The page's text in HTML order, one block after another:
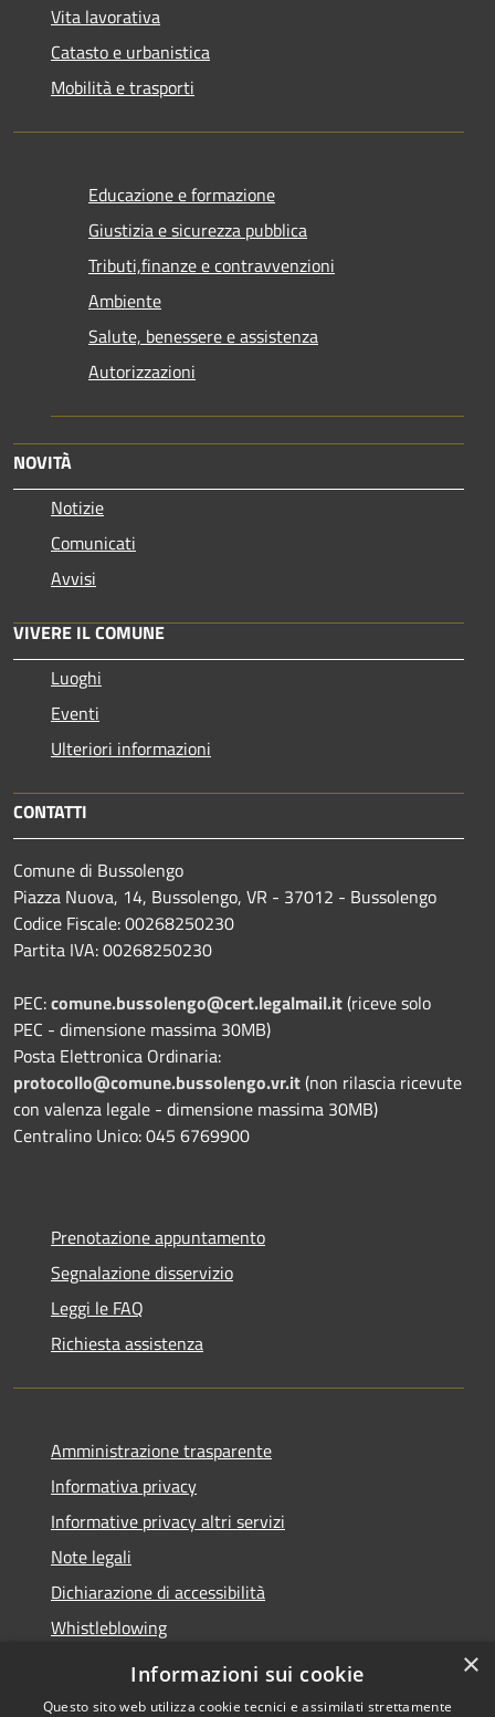
Vita lavorativa
Catasto e urbanistica
Mobilità e trasporti
Educazione e formazione
Giustizia e sicurezza pubblica
Tributi,finanze e contravvenzioni
Ambiente
Salute, benessere e assistenza
Autorizzazioni
NOVITÀ
Notizie
Comunicati
Avvisi
VIVERE IL COMUNE
Luoghi
Eventi
Ulteriori informazioni
CONTATTI
Comune di Bussolengo
Piazza Nuova, 14, Bussolengo, VR - 37012 - Bussolengo
Codice Fiscale: 00268250230
Partita IVA: 00268250230
PEC:comune.bussolengo@cert.legalmail.it(riceve solo
PEC - dimensione massima 30MB)
Posta Elettronica Ordinaria:
protocollo@comune.bussolengo.vr.it(non rilascia ricevute
con valenza legale - dimensione massima 30MB)
Centralino Unico: 045 6769900
Prenotazione appuntamento
Segnalazione disservizio
Leggi le FAQ
Richiesta assistenza
Amministrazione trasparente
Informativa privacy
Informative privacy altri servizi
Note legali
Dichiarazione di accessibilità
Whistleblowing
×
Informazioni sui cookie
Questo sito web utilizza cookie tecnici e assimilati strettamente